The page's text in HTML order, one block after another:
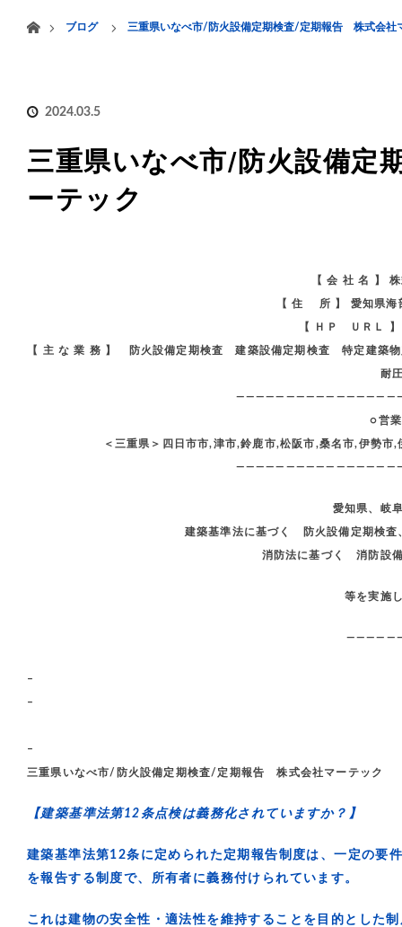
HOME 業務案内
ブログ
三重県いなべ市/防火設備定期検査/定期報告 株式会社
2024.03.5
三重県いなべ市/防火設備
ーテック
【 会 社 名 】
【 住 所 】 愛知県海
【 ＨＰ ＵＲＬ
【 主 な 業 務 】 防火設備定期検査 建築設備定期検査 特定建築
耐
○営
＜三重県＞四日市市,津市,鈴鹿市,松阪市,桑名市,伊勢
愛知県、岐
建築基準法に基づく 防火設備定期検査
消防法に基づく 消防設
等を実施
–
–
–
三重県いなべ市/防火設備定期検査/定期報告 株式会社マーテック
【建築基準法第12条点検は義務化されていますか？】
建築基準法第12条に定められた定期報告制度は、一定の要
を報告する制度で、所有者に義務付けられています。
これは建物の安全性・適法性を維持することを目的とした